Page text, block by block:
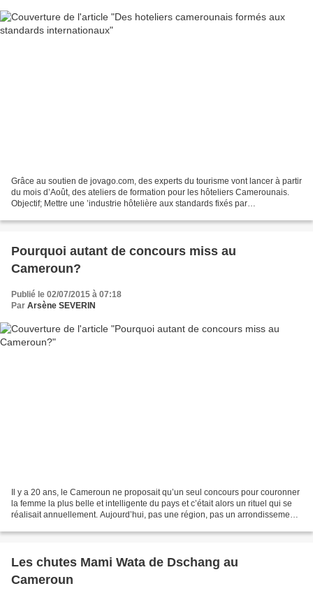
Grâce au soutien de jovago.com, des experts du tourisme vont lancer à partir
du mois d’Août, des ateliers de formation pour les hôteliers Camerounais.
Objectif; Mettre une ’industrie hôtelière aux standards fixés par
Pourquoi autant de concours miss au
Cameroun?
Publié le 02/07/2015 à 07:18
Par Arsène SEVERIN
Il y a 20 ans, le Cameroun ne proposait qu’un seul concours pour couronner
la femme la plus belle et intelligente du pays et c’était alors un rituel qui se
réalisait annuellement. Aujourd’hui, pas une région, pas un arrondissement
Les chutes Mami Wata de Dschang au
Cameroun